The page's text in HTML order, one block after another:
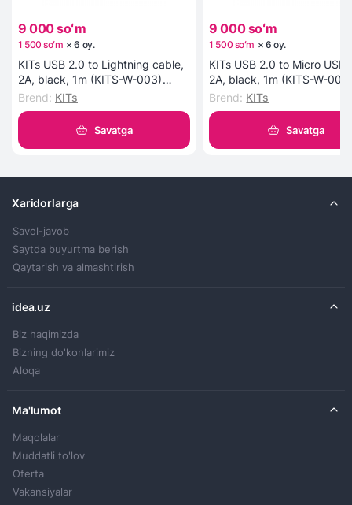
9 000 soʻm
1 500 soʻm ×6 oy.
KITs USB 2.0 to Lightning cable,
2A, black, 1m (KITS-W-003)
kabeli
Brend: KITs
Savatga
9 000 soʻm
1 500 soʻm × 6 oy.
KITs USB 2.0 to Micro USB
2A, black, 1m (KITS-W-
kabeli
Brend: KITs
Savatga
Xaridorlarga
Savol-javob
Saytda buyurtma berish
Qaytarish va almashtirish
idea.uz
Biz haqimizda
Bizning do'konlarimiz
Aloqa
Ma'lumot
Maqolalar
Muddatli to'lov
Oferta
Vakansiyalar